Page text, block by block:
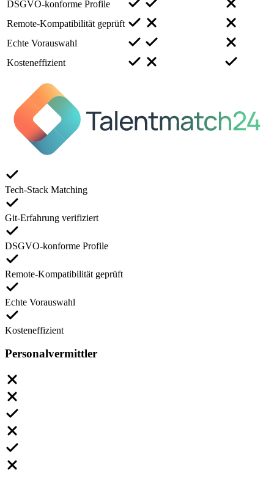
DSGVO-konforme Profile
Remote-Kompatibilität geprüft
Echte Vorauswahl
Kosteneffizient
Tech-Stack Matching
Git-Erfahrung verifiziert
DSGVO-konforme Profile
Remote-Kompatibilität geprüft
Echte Vorauswahl
Kosteneffizient
Personalvermittler